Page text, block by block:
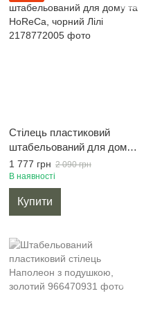
Стілець пластиковий
штабельований для дому
та HoReCa, чорний Лілі
1 777 грн 2 090 грн
В наявності
Купити